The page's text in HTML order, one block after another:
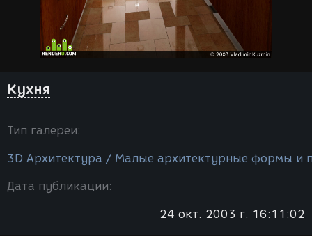
Кухня
Тип галереи:
3D Архитектура / Малые архитектурные формы и
Дата публикации:
24 окт. 2003 г. 16:11:02